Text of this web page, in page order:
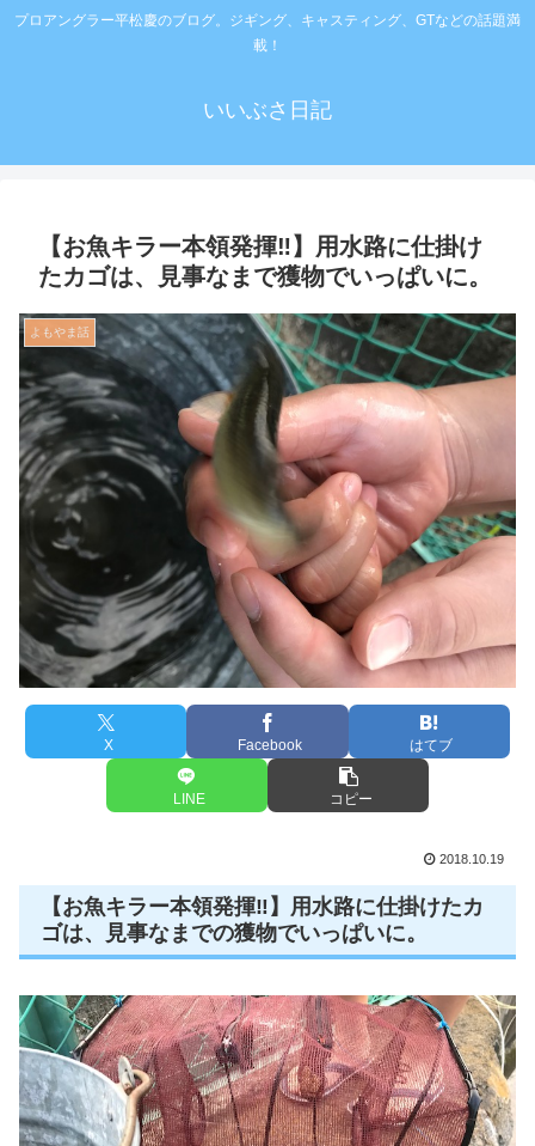
プロアングラー平松慶のブログ。ジギング、キャスティング、GTなどの話題満
載！
いいぶさ日記
【お魚キラー本領発揮‼️】用水路に仕掛け
たカゴは、見事なまで獲物でいっぱいに。
よもやま話
X Facebook はてブ
LINE コピー
2018.10.19
【お魚キラー本領発揮‼️】用水路に仕掛けたカ
ゴは、見事なまでの獲物でいっぱいに。